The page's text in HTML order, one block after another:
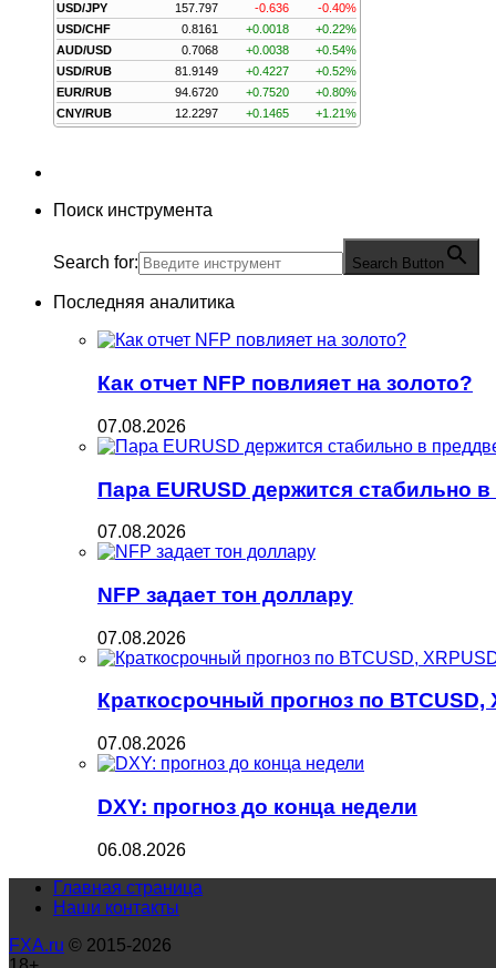
USD/JPY
157.797 -0.636
-0.40%
USD/CHF
0.8161 +0.0018
+0.22%
AUD/USD
0.7068 +0.0038
+0.54%
USD/RUB
81.9149 +0.4227
+0.52%
EUR/RUB
94.6720 +0.7520
+0.80%
CNY/RUB
12.2297 +0.1465 +1.21%
Поиск инструмента
Search for: Search Button
Последняя аналитика
Как отчет NFP повлияет на золото?
07.08.2026
Пара EURUSD держится стабильно
07.08.2026
NFP задает тон доллару
07.08.2026
Краткосрочный прогноз по BTCUSD,
07.08.2026
DXY: прогноз до конца недели
06.08.2026
Главная страница
Наши контакты
FXA.ru © 2015-2026